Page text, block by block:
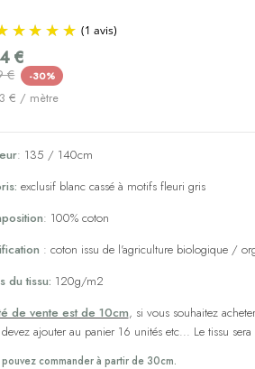
€
€ -30%
€ / mètre
: 135 / 140cm
exclusif blanc cassé à motifs fleuri gris
: 100% coton
: coton issu de l'agriculture biologique /
du tissu: 120g/m2
de vente est de 10cm, si vous souhaitez
ajouter au panier 16 unités etc... Le tissu
commander à partir de 30cm.